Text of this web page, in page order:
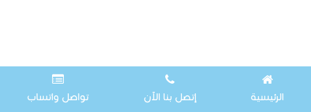
الرئيسية إتصل بنا الآن تواصل واتساب